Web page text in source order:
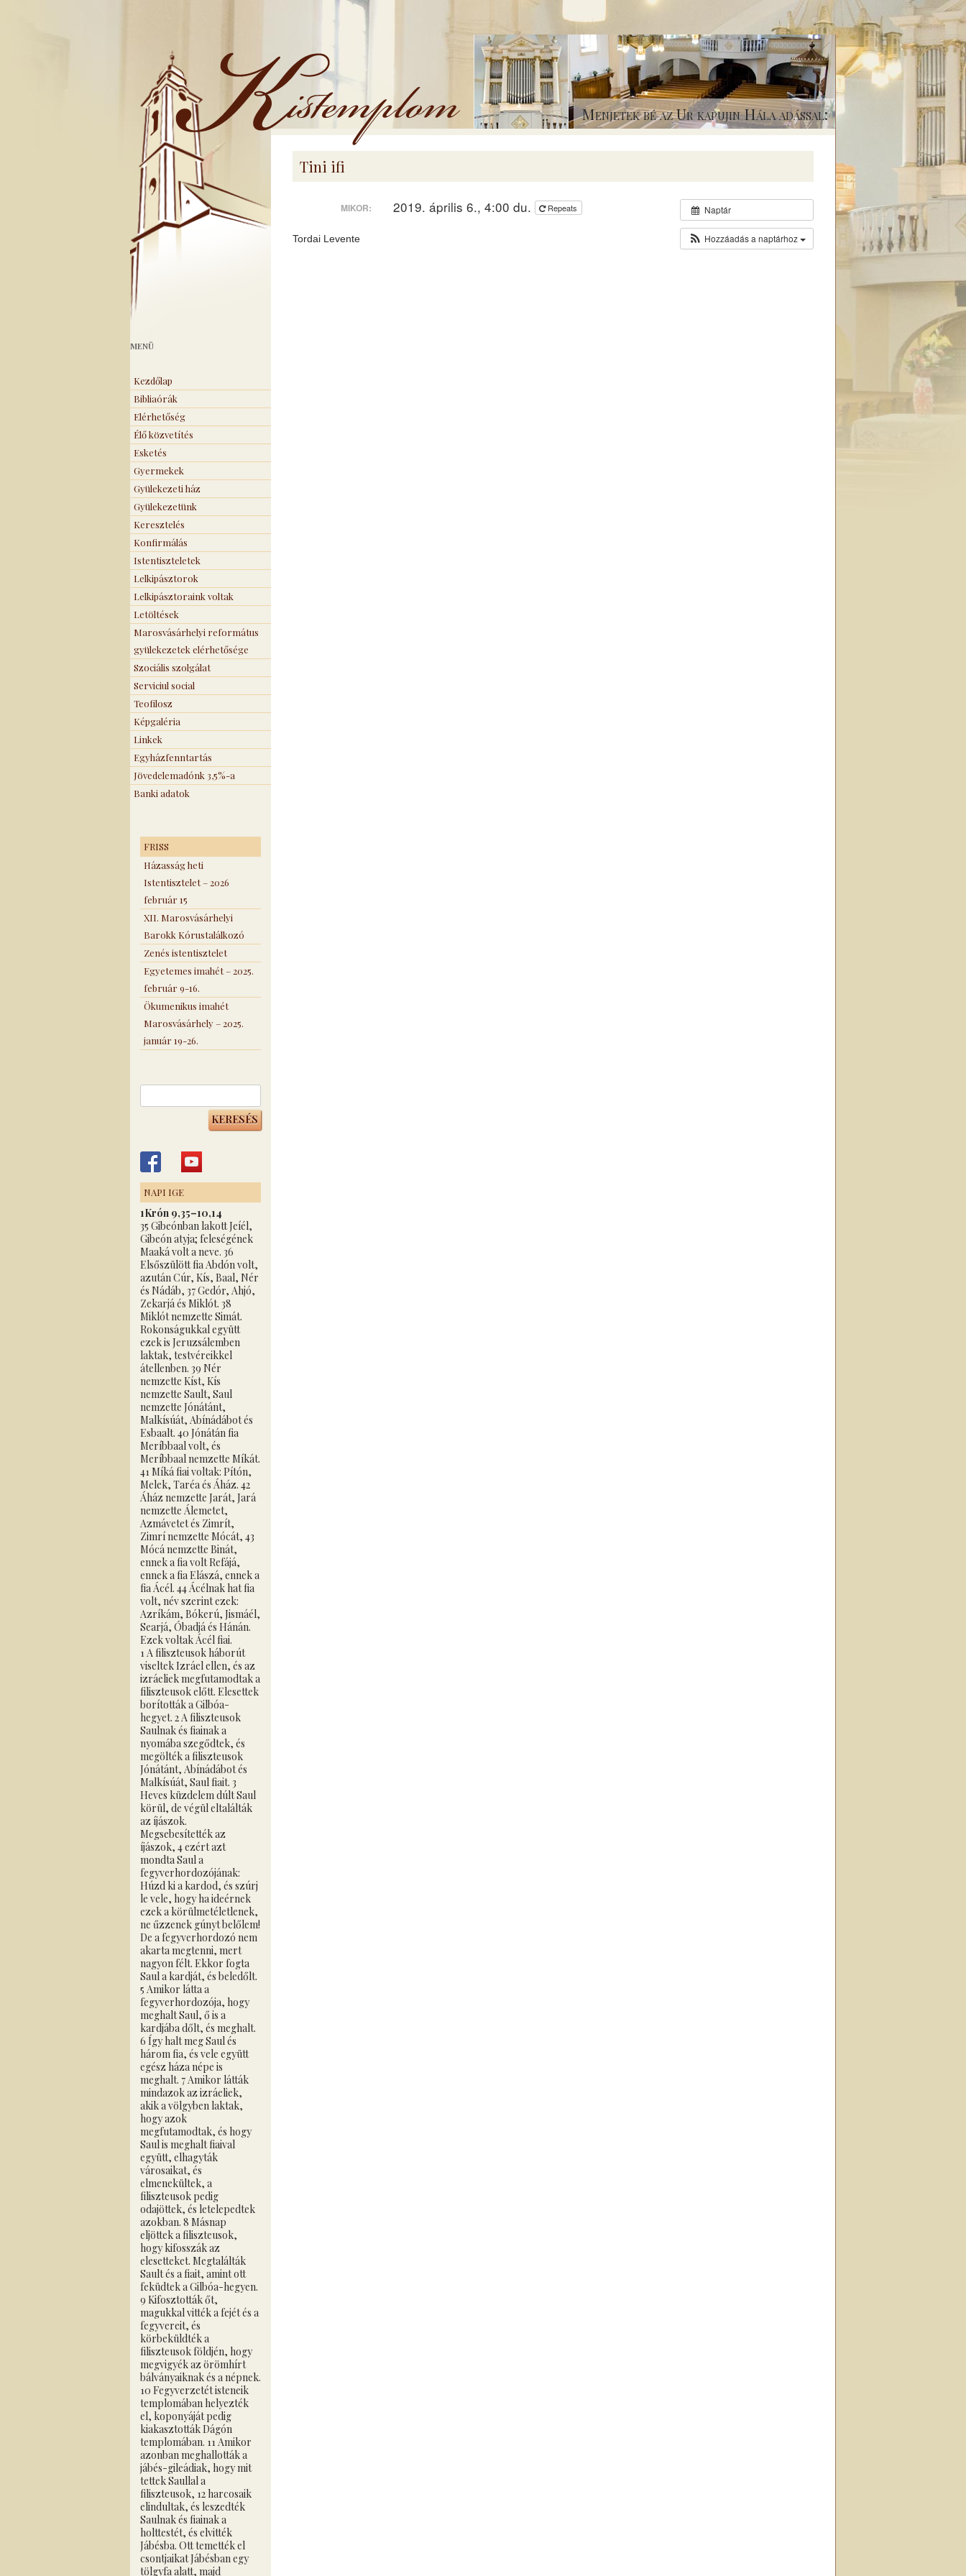
Kistemplom
Menjetek bé az Ur kapujin Hála adással:
MENÜ
Kezdőlap
Bibliaórák
Elérhetőség
Élő közvetítés
Esketés
Gyermekek
Gyülekezeti ház
Gyülekezetünk
Keresztelés
Konfirmálás
Istentiszteletek
Lelkipásztorok
Lelkipásztoraink voltak
Letöltések
Marosvásárhelyi református
gyülekezetek elérhetősége
Szociális szolgálat
Serviciul social
Teofilosz
Képgaléria
Linkek
Egyházfenntartás
Jövedelemadónk 3,5%-a
Banki adatok
FRISS
Házasság heti
Istentisztelet – 2026
február 15
XII. Marosvásárhelyi
Barokk Kórustalálkozó
Zenés istentisztelet
Egyetemes imahét – 2025.
február 9-16.
Ökumenikus imahét
Marosvásárhely – 2025.
január 19-26.
NAPI IGE
1Krón 9,35–10,14
35 Gibeónban lakott Jeíél,
Gibeón atyja; feleségének
Maaká volt a neve. 36
Elsőszülött fia Abdón volt,
azután Cúr, Kís, Baal, Nér
és Nádáb, 37 Gedór, Ahjó,
Zekarjá és Miklót. 38
Miklót nemzette Simát.
Rokonságukkal együtt
ezek is Jeruzsálemben
laktak, testvéreikkel
átellenben. 39 Nér
nemzette Kíst, Kís
nemzette Sault, Saul
nemzette Jónátánt,
Malkísúát, Abínádábot és
Esbaalt. 40 Jónátán fia
Meríbbaal volt, és
Meríbbaal nemzette Míkát.
41 Míká fiai voltak: Pítón,
Melek, Taréa és Áház. 42
Áház nemzette Jarát, Jará
nemzette Álemetet,
Azmávetet és Zimrít,
Zimrí nemzette Mócát, 43
Mócá nemzette Binát,
ennek a fia volt Refájá,
ennek a fia Elászá, ennek a
fia Ácél. 44 Ácélnak hat fia
volt, név szerint ezek:
Azríkám, Bókerú, Jismáél,
Searjá, Óbadjá és Hánán.
Ezek voltak Ácél fiai.
1 A filiszteusok háborút
viseltek Izráel ellen, és az
izráeliek megfutamodtak a
filiszteusok előtt. Elesettek
borították a Gilbóa-
hegyet. 2 A filiszteusok
Saulnak és fiainak a
nyomába szegődtek, és
megölték a filiszteusok
Jónátánt, Abínádábot és
Malkísúát, Saul fiait. 3
Heves küzdelem dúlt Saul
körül, de végül eltalálták
az íjászok.
Megsebesítették az
íjászok, 4 ezért azt
mondta Saul a
fegyverhordozójának:
Húzd ki a kardod, és szúrj
le vele, hogy ha ideérnek
ezek a körülmetéletlenek,
ne űzzenek gúnyt belőlem!
De a fegyverhordozó nem
akarta megtenni, mert
nagyon félt. Ekkor fogta
Saul a kardját, és beledőlt.
5 Amikor látta a
fegyverhordozója, hogy
meghalt Saul, ő is a
kardjába dőlt, és meghalt.
6 Így halt meg Saul és
három fia, és vele együtt
egész háza népe is
meghalt. 7 Amikor látták
mindazok az izráeliek,
akik a völgyben laktak,
hogy azok
megfutamodtak, és hogy
Saul is meghalt fiaival
együtt, elhagyták
városaikat, és
elmenekültek, a
filiszteusok pedig
odajöttek, és letelepedtek
azokban. 8 Másnap
eljöttek a filiszteusok,
hogy kifosszák az
elesetteket. Megtalálták
Sault és a fiait, amint ott
feküdtek a Gilbóa-hegyen.
9 Kifosztották őt,
magukkal vitték a fejét és a
fegyvereit, és
körbeküldték a
filiszteusok földjén, hogy
megvigyék az örömhírt
bálványaiknak és a népnek.
10 Fegyverzetét isteneik
templomában helyezték
el, koponyáját pedig
kiakasztották Dágón
templomában. 11 Amikor
azonban meghallották a
jábés-gileádiak, hogy mit
tettek Saullal a
filiszteusok, 12 harcosaik
elindultak, és leszedték
Saulnak és fiainak a
holttestét, és elvitték
Jábésba. Ott temették el
csontjaikat Jábésban egy
tölgyfa alatt, majd
Tini ifi
Naptár
Hozzáadás a naptárhoz
MIKOR: 2019. április 6., 4:00 du. Repeats
Tordai Levente